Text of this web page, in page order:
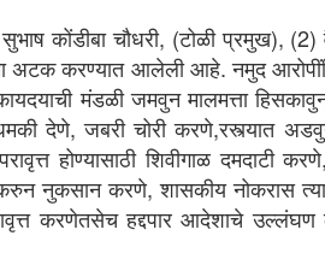
कोंडीबा चौधरी, (टोळी प्रमुख),
करण्यात आलेली आहे. नमुद
मंडळी जमवुन मालमत्ता
देणे, जबरी चोरी करणे,रस्त्यात
होण्यासाठी शिवीगाळ दमदाटी
नुकसान करणे, शासकीय नोकरास त्याचे
करणेतसेच हद्दपार आदेशाचे